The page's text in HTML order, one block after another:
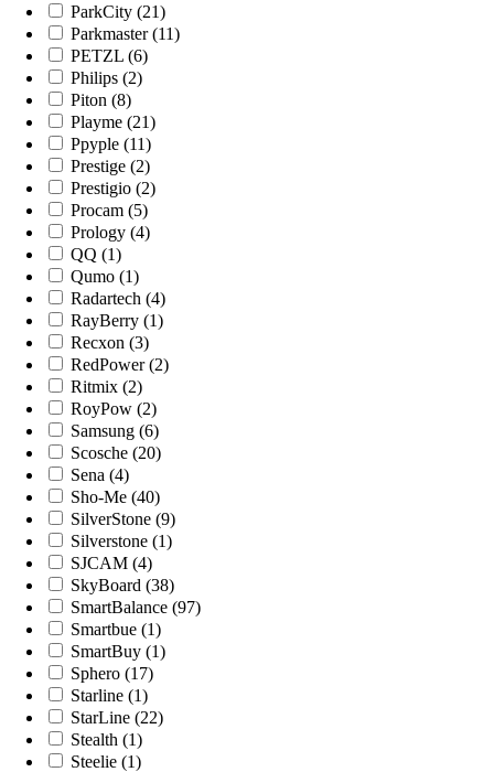
ParkCity (21)
Parkmaster (11)
PETZL (6)
Philips (2)
Piton (8)
Playme (21)
Ppyple (11)
Prestige (2)
Prestigio (2)
Procam (5)
Prology (4)
QQ (1)
Qumo (1)
Radartech (4)
RayBerry (1)
Recxon (3)
RedPower (2)
Ritmix (2)
RoyPow (2)
Samsung (6)
Scosche (20)
Sena (4)
Sho-Me (40)
SilverStone (9)
Silverstone (1)
SJCAM (4)
SkyBoard (38)
SmartBalance (97)
Smartbue (1)
SmartBuy (1)
Sphero (17)
Starline (1)
StarLine (22)
Stealth (1)
Steelie (1)